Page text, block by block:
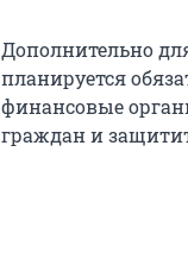
Дополнительно
планируется
финансовые
граждан и